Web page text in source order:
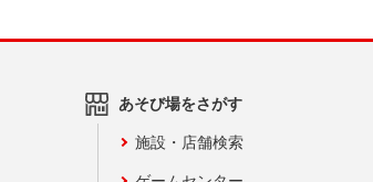
あそび場をさがす
施設・店舗検索